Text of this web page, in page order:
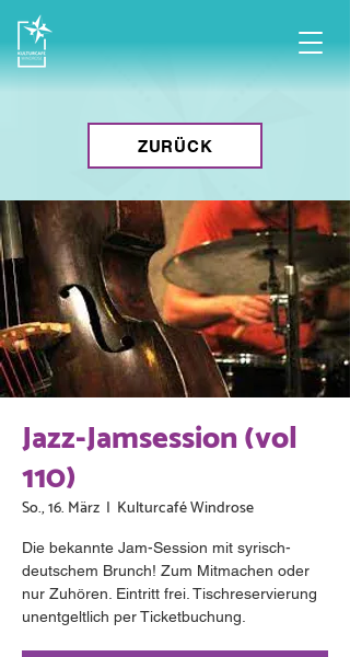
ZURÜCK
Jazz-Jamsession (vol
110)
So., 16. März
  |
Kulturcafé Windrose
Die bekannte Jam-Session mit syrisch-
deutschem Brunch! Zum Mitmachen oder
nur Zuhören. Eintritt frei. Tischreservierung
unentgeltlich per Ticketbuchung.